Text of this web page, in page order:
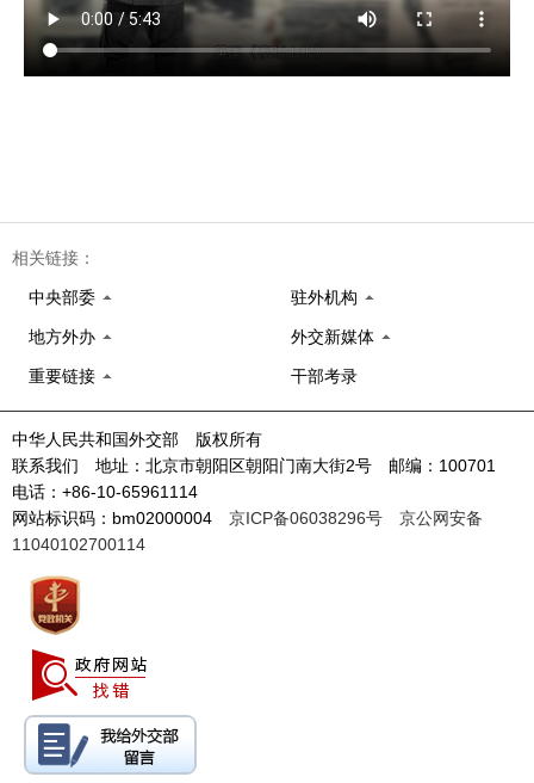
相关链接：
中央部委 驻外机构
地方外办 外交新媒体
重要链接 干部考录
中华人民共和国外交部 版权所有
联系我们 地址：北京市朝阳区朝阳门南大街2号 邮编：100701
电话：+86-10-65961114
网站标识码：bm02000004 京ICP备06038296号
京公网安备
11040102700114